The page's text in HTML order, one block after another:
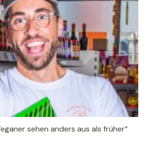
sehen anders aus als früher“